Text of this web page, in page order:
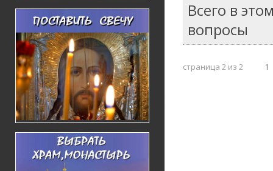
Всего в
вопросы
страница 2 из 2 1